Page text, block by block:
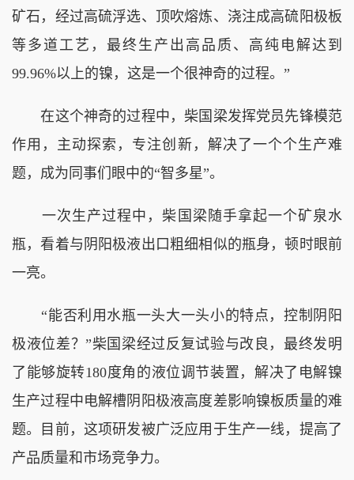
矿石，经过高硫浮选、顶吹熔炼、浇注成高硫阳极板
等多道工艺，最终生产出高品质、高纯电解达到
99.96%以上的镍，这是一个很神奇的过程。”
在这个神奇的过程中，柴国梁发挥党员先锋模范
作用，主动探索，专注创新，解决了一个个生产难
题，成为同事们眼中的“智多星”。
一次生产过程中，柴国梁随手拿起一个矿泉水
瓶，看着与阴阳极液出口粗细相似的瓶身，顿时眼前
一亮。
“能否利用水瓶一头大一头小的特点，控制阴阳
极液位差？”柴国梁经过反复试验与改良，最终发明
了能够旋转180度角的液位调节装置，解决了电解镍
生产过程中电解槽阴阳极液高度差影响镍板质量的难
题。目前，这项研发被广泛应用于生产一线，提高了
产品质量和市场竞争力。